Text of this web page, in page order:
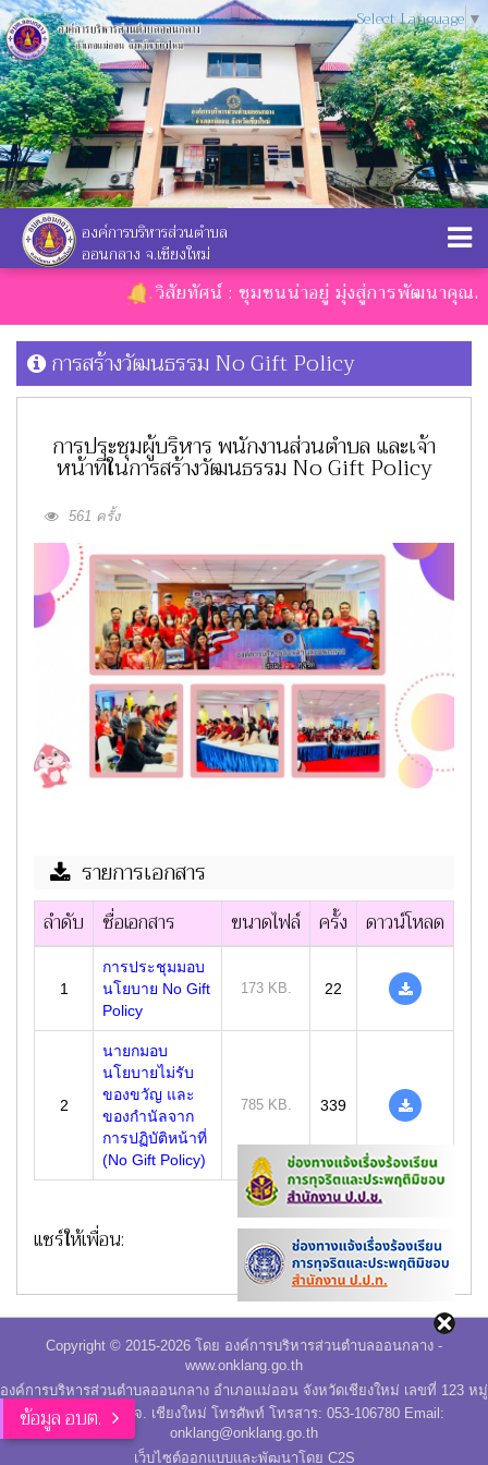
Select Language ▼
องค์การบริหารส่วนตำบล
ออนกลาง จ.เชียงใหม่
วิสัยทัศน์ : ชุมชนน่าอยู่ มุ่งสู่การพัฒนาคุณภา
ข้อมูล อบต.
การสร้างวัฒนธรรม No Gift Policy
การประชุมผู้บริหาร พนักงานส่วนตำบล และเจ้า
หน้าที่ในการสร้างวัฒนธรรม No Gift Policy
561 ครั้ง
รายการเอกสาร
ลำดับ ชื่อเอกสาร ขนาดไฟล์ ครั้ง ดาวน์โหลด
1
การประชุมมอบ
นโยบาย No Gift
Policy
173 KB. 22
2
นายกมอบ
นโยบายไม่รับ
ของขวัญ และ
ของกำนัลจาก
การปฏิบัติหน้าที่
(No Gift Policy)
785 KB. 339
แชร์ให้เพื่อน:
Copyright © 2015-2026 โดย องค์การบริหารส่วนตำบลออนกลาง -
www.onklang.go.th
องค์การบริหารส่วนตำบลออนกลาง อำเภอแม่ออน จังหวัดเชียงใหม่ เลขที่ 123 หมู่
ที่ 9 อ.แม่ออน จ. เชียงใหม่ โทรศัพท์ โทรสาร: 053-106780 Email:
onklang@onklang.go.th
เว็บไซต์ออกแบบและพัฒนาโดย C2S